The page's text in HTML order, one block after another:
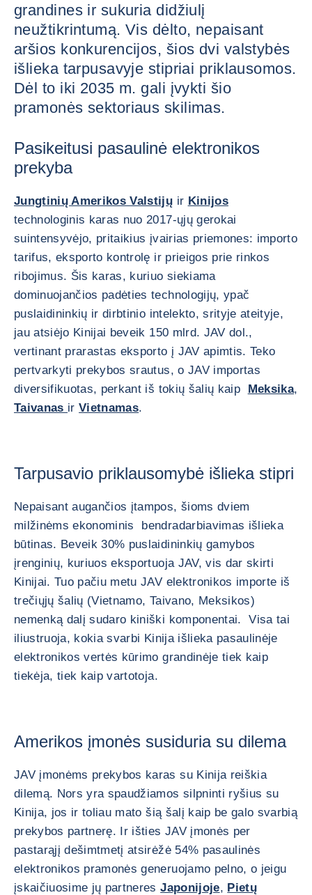
grandines ir sukuria didžiulį
neužtikrintumą. Vis dėlto, nepaisant
aršios konkurencijos, šios dvi valstybės
išlieka tarpusavyje stipriai priklausomos.
Dėl to iki 2035 m. gali įvykti šio
pramonės sektoriaus skilimas.
Pasikeitusi pasaulinė elektronikos
prekyba
Jungtinių Amerikos Valstijų ir Kinijos
technologinis karas nuo 2017-ųjų gerokai
suintensyvėjo, pritaikius įvairias priemones: importo
tarifus, eksporto kontrolę ir prieigos prie rinkos
ribojimus. Šis karas, kuriuo siekiama
dominuojančios padėties technologijų, ypač
puslaidininkių ir dirbtinio intelekto, srityje ateityje,
jau atsiėjo Kinijai beveik 150 mlrd. JAV dol.,
vertinant prarastas eksporto į JAV apimtis. Teko
pertvarkyti prekybos srautus, o JAV importas
diversifikuotas, perkant iš tokių šalių kaip Meksika,
Taivanas irVietnamas.
Tarpusavio priklausomybė išlieka stipri
Nepaisant augančios įtampos, šioms dviem
milžinėms ekonominis bendradarbiavimas išlieka
būtinas. Beveik 30% puslaidininkių gamybos
įrenginių, kuriuos eksportuoja JAV, vis dar skirti
Kinijai. Tuo pačiu metu JAV elektronikos importe iš
trečiųjų šalių (Vietnamo, Taivano, Meksikos)
nemenką dalį sudaro kiniški komponentai. Visa tai
iliustruoja, kokia svarbi Kinija išlieka pasaulinėje
elektronikos vertės kūrimo grandinėje tiek kaip
tiekėja, tiek kaip vartotoja.
Amerikos įmonės susiduria su dilema
JAV įmonėms prekybos karas su Kinija reiškia
dilemą. Nors yra spaudžiamos silpninti ryšius su
Kinija, jos ir toliau mato šią šalį kaip be galo svarbią
prekybos partnerę. Ir išties JAV įmonės per
pastarąjį dešimtmetį atsirėžė 54% pasaulinės
elektronikos pramonės generuojamo pelno, o jeigu
įskaičiuosime jų partneresJaponijoje, Pietų